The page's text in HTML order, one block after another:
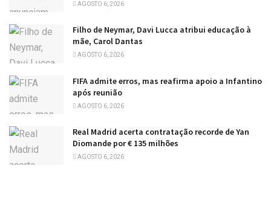
AGOSTO 6, 2026
Filho de Neymar, Davi Lucca atribui educação à
mãe, Carol Dantas
AGOSTO 6, 2026
FIFA admite erros, mas reafirma apoio a Infantino
após reunião
AGOSTO 6, 2026
Real Madrid acerta contratação recorde de Yan
Diomande por € 135 milhões
AGOSTO 6, 2026